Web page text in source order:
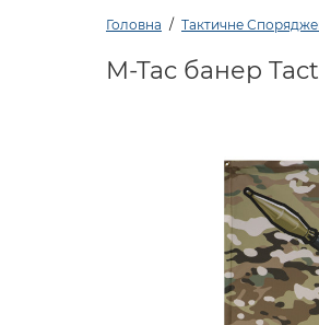
Головна Тактичне
M-Tac банер